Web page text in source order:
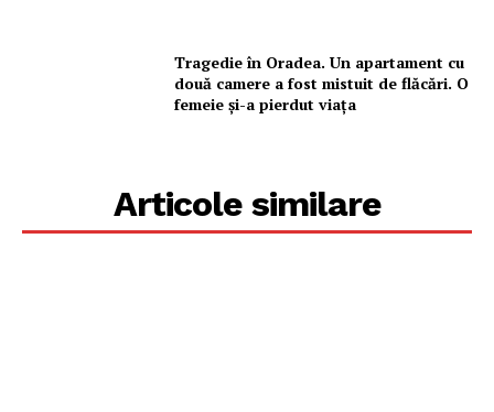
Tragedie în Oradea. Un apartament cu
două camere a fost mistuit de flăcări. O
femeie și-a pierdut viața
Articole similare